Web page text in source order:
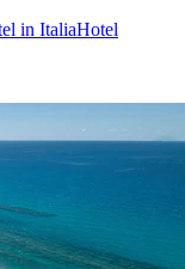
in ItaliaHotel